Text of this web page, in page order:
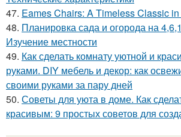
47. Eames Chairs: A Timeless Classic
48. Планировка сада и огорода на
Изучение местности
49. Как сделать комнату уютной и
руками. DIY мебель и декор: как
своими руками за пару дней
50. Советы для уюта в доме. Как
красивым: 9 простых советов для